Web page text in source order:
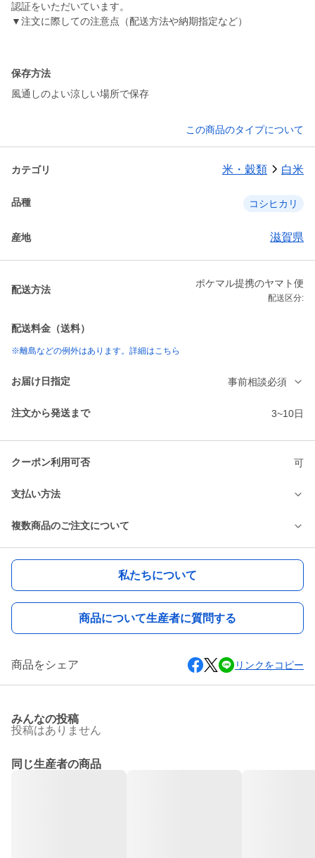
認証をいただいています。
▼注文に際しての注意点（配送方法や納期指定など）
保存方法
風通しのよい涼しい場所で保存
この商品のタイプについて
カテゴリ 米・穀類 白米
品種 コシヒカリ
産地 滋賀県
配送方法
ポケマル提携のヤマト便
配送区分:
配送料金（送料）
※離島などの例外はあります。詳細はこちら
お届け日指定 事前相談必須
注文から発送まで 3~10日
クーポン利用可否 可
支払い方法
複数商品のご注文について
私たちについて
商品について生産者に質問する
商品をシェア リンクをコピー
みんなの投稿
投稿はありません
同じ生産者の商品